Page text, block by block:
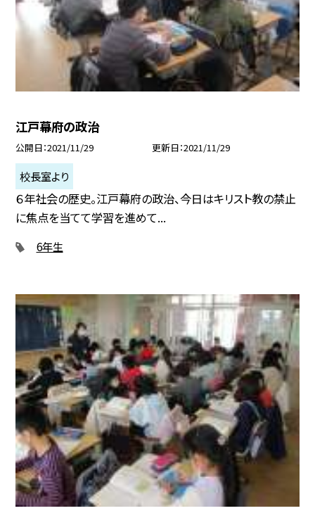
江戸幕府の政治
公開日 2021/11/29 更新日 2021/11/29
校長室より
６年社会の歴史。江戸幕府の政治、今日はキリスト教の禁止
に焦点を当てて学習を進めて...
6年生